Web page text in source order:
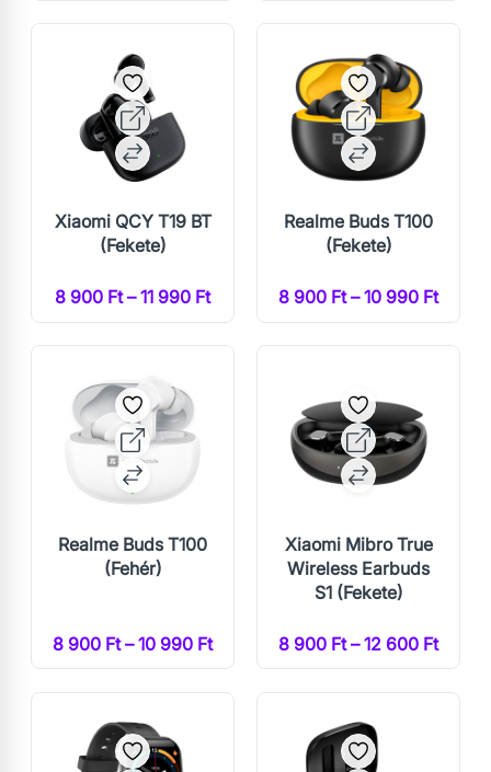
Xiaomi QCY T19 BT
(Fekete)
8 900 Ft – 11 990 Ft
Realme Buds T100
(Fekete)
8 900 Ft – 10 990 Ft
Realme Buds T100
(Fehér)
8 900 Ft – 10 990 Ft
Xiaomi Mibro True
Wireless Earbuds
S1 (Fekete)
8 900 Ft – 12 600 Ft